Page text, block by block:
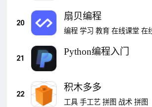
20
扇贝编程
编程 学习 教育 在线课堂 在
21
Python编程入门
22
积木多多
工具 手工艺 拼图 战术 拼图